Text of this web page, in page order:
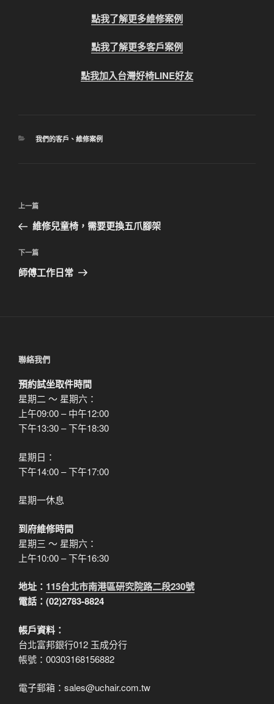
點我了解更多維修案例
點我了解更多客戶案例
點我加入台灣好椅LINE好友
分
我們的客戶 、 維修案例
文
導
覽
上
一
文
章
上一篇
維修兒童椅，需要更換五爪腳架
下
一
下一篇
師傅工作日常
聯絡我們
預約試坐取件時間
星期二 ～ 星期六：
上午09:00 – 中午12:00
下午13:30 – 下午18:30
星期日：
下午14:00 – 下午17:00
星期一休息
到府維修時間
星期三 ～ 星期六：
上午10:00 – 下午16:30
地址： 115台北市南港區研究院路二段230號
電話：(02)2783-8824
帳戶資料：
台北富邦銀行012 玉成分行
帳號：00303168156882
電子郵箱：sales@uchair.com.tw